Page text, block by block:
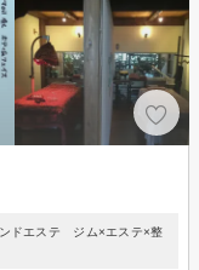
ドエステ ジム×エステ×整